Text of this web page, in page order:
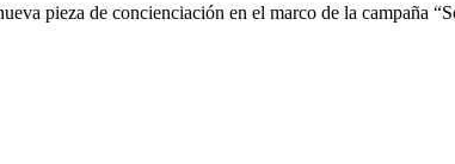
pieza de concienciación en el marco de la campaña